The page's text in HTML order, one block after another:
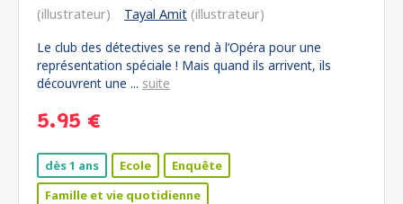
(illustrateur)
Tayal Amit (illustrateur)
Le club des détectives se rend à l’Opéra pour une
représentation spéciale ! Mais quand ils arrivent, ils
découvrent une ... suite
5.95 €
dès 1 ans Ecole
Enquête
Famille et vie quotidienne